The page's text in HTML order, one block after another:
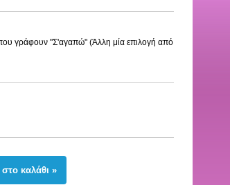
γράφουν "Σ'αγαπώ" (Άλλη μία επιλογή από
καλάθι »